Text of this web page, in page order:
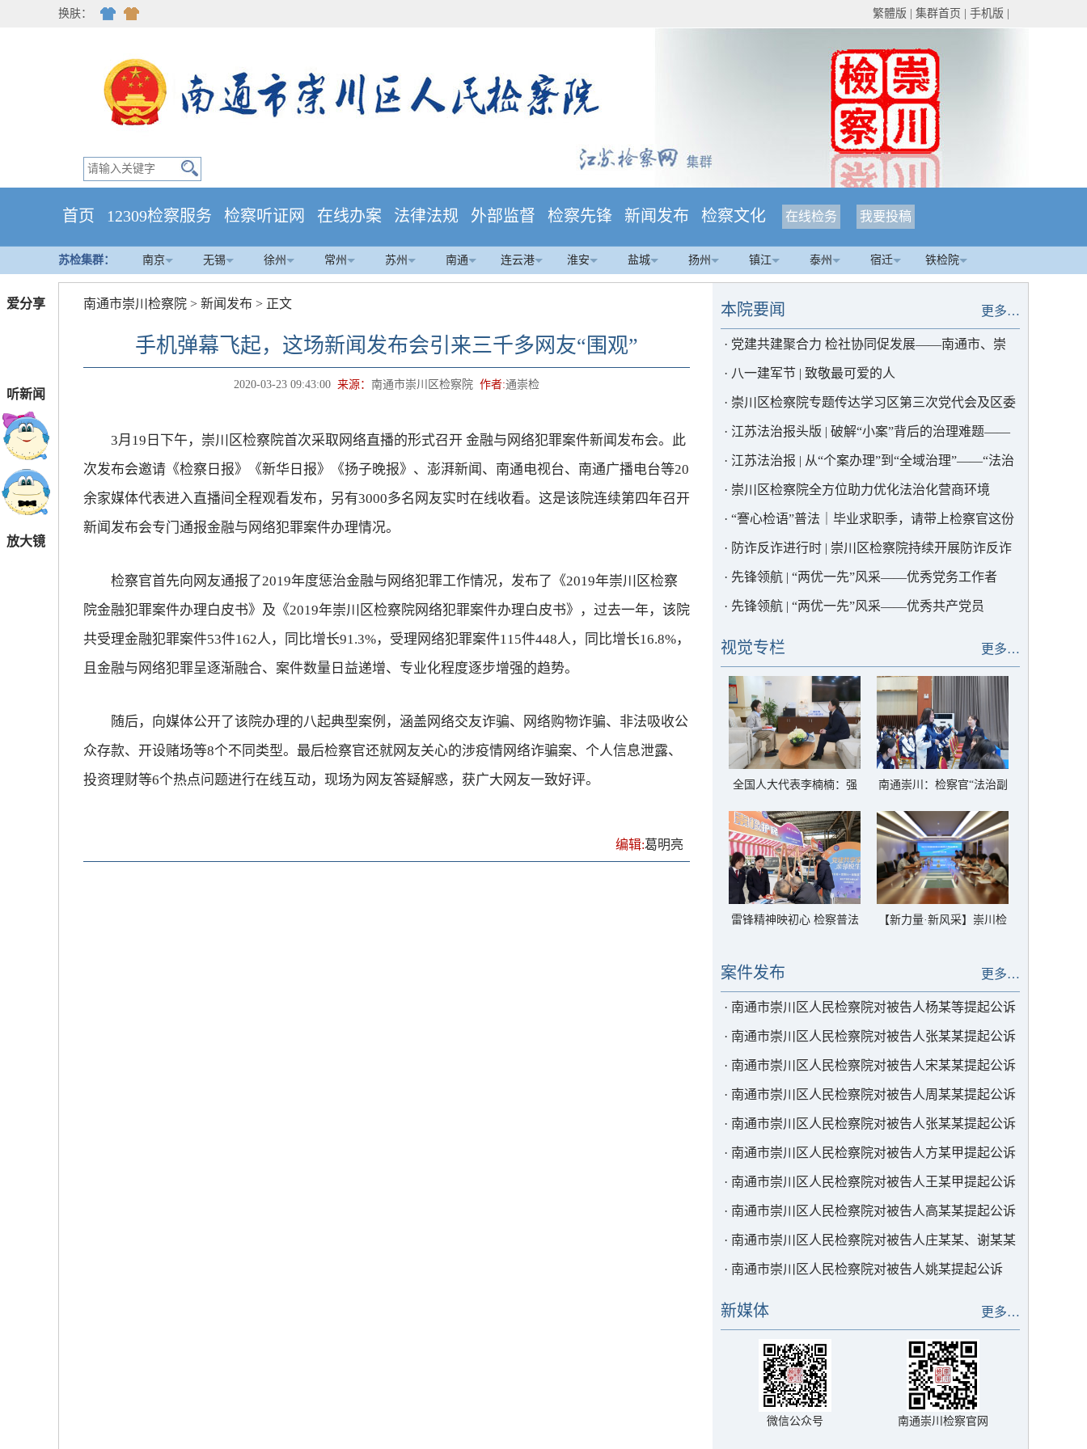
爱分享
听新闻
放大镜
换肤： 繁體版 集群首页 手机版
首页 12309检察服务 检察听证网 在线办案 法律法规 外部监督 检察先锋 新闻发布 检察文化 在线检务 我要投稿
苏检集群： 南京 无锡 徐州 常州 苏州 南通 连云港 淮安 盐城 扬州 镇江 泰州 宿迁 铁检院
南通市崇川检察院 > 新闻发布 > 正文
手机弹幕飞起，这场新闻发布会引来三千多网友“围观”
2020-03-23 09:43:00 来源： 南通市崇川区检察院 作者:通崇检
3月19日下午，崇川区检察院首次采取网络直播的形式召开 金融与网络犯罪案件新闻发布会。此
次发布会邀请《检察日报》《新华日报》《扬子晚报》、澎湃新闻、南通电视台、南通广播电台等20
余家媒体代表进入直播间全程观看发布，另有3000多名网友实时在线收看。这是该院连续第四年召开
新闻发布会专门通报金融与网络犯罪案件办理情况。
检察官首先向网友通报了2019年度惩治金融与网络犯罪工作情况，发布了《2019年崇川区检察
院金融犯罪案件办理白皮书》及《2019年崇川区检察院网络犯罪案件办理白皮书》，过去一年，该院
共受理金融犯罪案件53件162人，同比增长91.3%，受理网络犯罪案件115件448人，同比增长16.8%，
且金融与网络犯罪呈逐渐融合、案件数量日益递增、专业化程度逐步增强的趋势。
随后，向媒体公开了该院办理的八起典型案例，涵盖网络交友诈骗、网络购物诈骗、非法吸收公
众存款、开设赌场等8个不同类型。最后检察官还就网友关心的涉疫情网络诈骗案、个人信息泄露、
投资理财等6个热点问题进行在线互动，现场为网友答疑解惑，获广大网友一致好评。
编辑:葛明亮
更多…
本院要闻
· 党建共建聚合力 检社协同促发展——南通市、崇
川区检察院联合社会工作部开展支部共建活动
· 八一建军节 | 致敬最可爱的人
· 崇川区检察院专题传达学习区第三次党代会及区委
三届一次全会精神
· 江苏法治报头版 | 破解“小案”背后的治理难题——
崇川检察“热力地图”当参谋
· 江苏法治报 | 从“个案办理”到“全域治理”——“法治
副会长”解锁行业治理新范式
· 崇川区检察院全方位助力优化法治化营商环境
· “謇心检语”普法｜毕业求职季，请带上检察官这份
“避坑指南”
· 防诈反诈进行时 | 崇川区检察院持续开展防诈反诈
宣传活动
· 先锋领航 | “两优一先”风采——优秀党务工作者
· 先锋领航 | “两优一先”风采——优秀共产党员
更多…
视觉专栏
全国人大代表李楠楠：强
愁盼
南通崇川：检察官“法治副
雷锋精神映初心 检察普法
【新力量·新风采】崇川检
更多…
案件发布
· 南通市崇川区人民检察院对被告人杨某等提起公诉
· 南通市崇川区人民检察院对被告人张某某提起公诉
· 南通市崇川区人民检察院对被告人宋某某提起公诉
· 南通市崇川区人民检察院对被告人周某某提起公诉
· 南通市崇川区人民检察院对被告人张某某提起公诉
· 南通市崇川区人民检察院对被告人方某甲提起公诉
· 南通市崇川区人民检察院对被告人王某甲提起公诉
· 南通市崇川区人民检察院对被告人高某某提起公诉
· 南通市崇川区人民检察院对被告人庄某某、谢某某
提起公诉
· 南通市崇川区人民检察院对被告人姚某提起公诉
更多…
新媒体
微信公众号 南通崇川检察官网